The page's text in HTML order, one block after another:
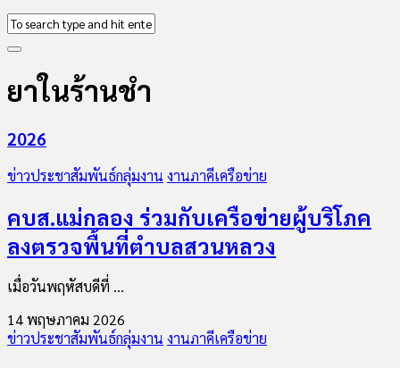
ยาในร้านชำ
2026
ข่าวประชาสัมพันธ์กลุ่มงาน งานภาคีเครือข่าย
คบส.แม่กลอง ร่วมกับเครือข่ายผู้บริโภค
ลงตรวจพื้นที่ตำบลสวนหลวง
เมื่อวันพฤหัสบดีที่ ...
14 พฤษภาคม 2026
ข่าวประชาสัมพันธ์กลุ่มงาน งานภาคีเครือข่าย